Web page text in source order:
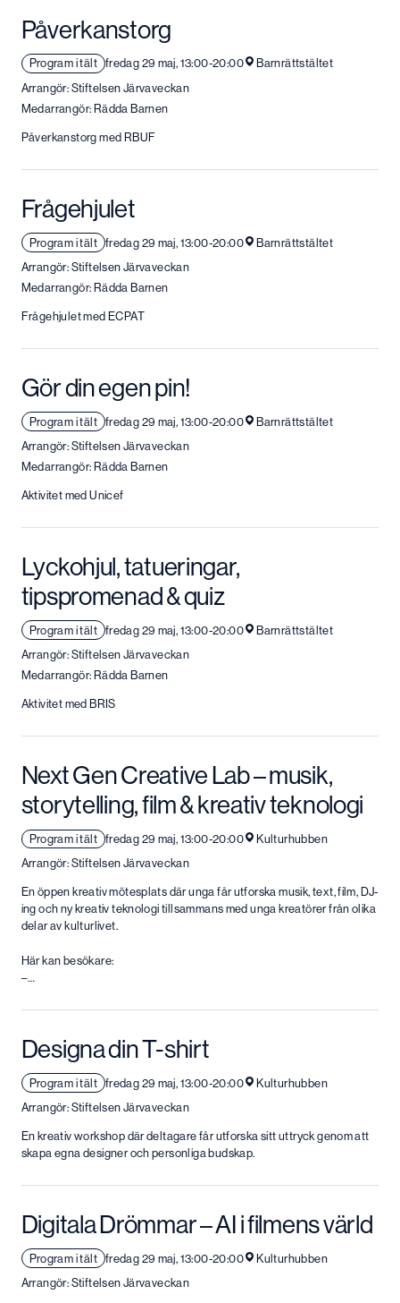
Påverkanstorg
Program i tält fredag 29 maj, 13:00-20:00
Barnrättstältet
Arrangör: Stiftelsen Järvaveckan
Medarrangör: Rädda Barnen
Påverkanstorg med RBUF
Frågehjulet
Program i tält fredag 29 maj, 13:00-20:00
Barnrättstältet
Arrangör: Stiftelsen Järvaveckan
Medarrangör: Rädda Barnen
Frågehjulet med ECPAT
Gör din egen pin!
Program i tält fredag 29 maj, 13:00-20:00
Barnrättstältet
Arrangör: Stiftelsen Järvaveckan
Medarrangör: Rädda Barnen
Aktivitet med Unicef
Lyckohjul, tatueringar,
tipspromenad & quiz
Program i tält fredag 29 maj, 13:00-20:00
Barnrättstältet
Arrangör: Stiftelsen Järvaveckan
Medarrangör: Rädda Barnen
Aktivitet med BRIS
Next Gen Creative Lab – musik,
storytelling, film & kreativ teknologi
Program i tält fredag 29 maj, 13:00-20:00
Kulturhubben
Arrangör: Stiftelsen Järvaveckan
En öppen kreativ mötesplats där unga får utforska musik, text, film, DJ-
ing och ny kreativ teknologi tillsammans med unga kreatörer från olika
delar av kulturlivet.
Här kan besökare:
–…
Designa din T-shirt
Program i tält fredag 29 maj, 13:00-20:00
Kulturhubben
Arrangör: Stiftelsen Järvaveckan
En kreativ workshop där deltagare får utforska sitt uttryck genom att
skapa egna designer och personliga budskap.
Digitala Drömmar – AI i filmens värld
Program i tält fredag 29 maj, 13:00-20:00
Kulturhubben
Arrangör: Stiftelsen Järvaveckan